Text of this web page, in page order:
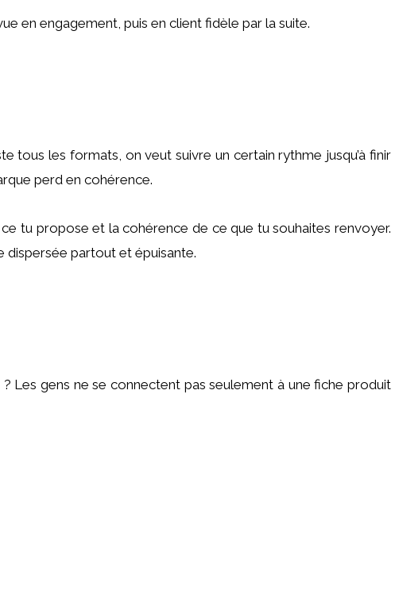
en engagement, puis en client fidèle par la suite.
tous les formats, on veut suivre un certain rythme jusqu’à finir
perd en cohérence.
tu propose et la cohérence de ce que tu souhaites renvoyer.
dispersée partout et épuisante.
Les gens ne se connectent pas seulement à une fiche produit